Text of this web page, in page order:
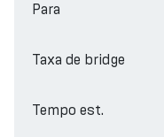
Para
Taxa de bridge
Tempo est.